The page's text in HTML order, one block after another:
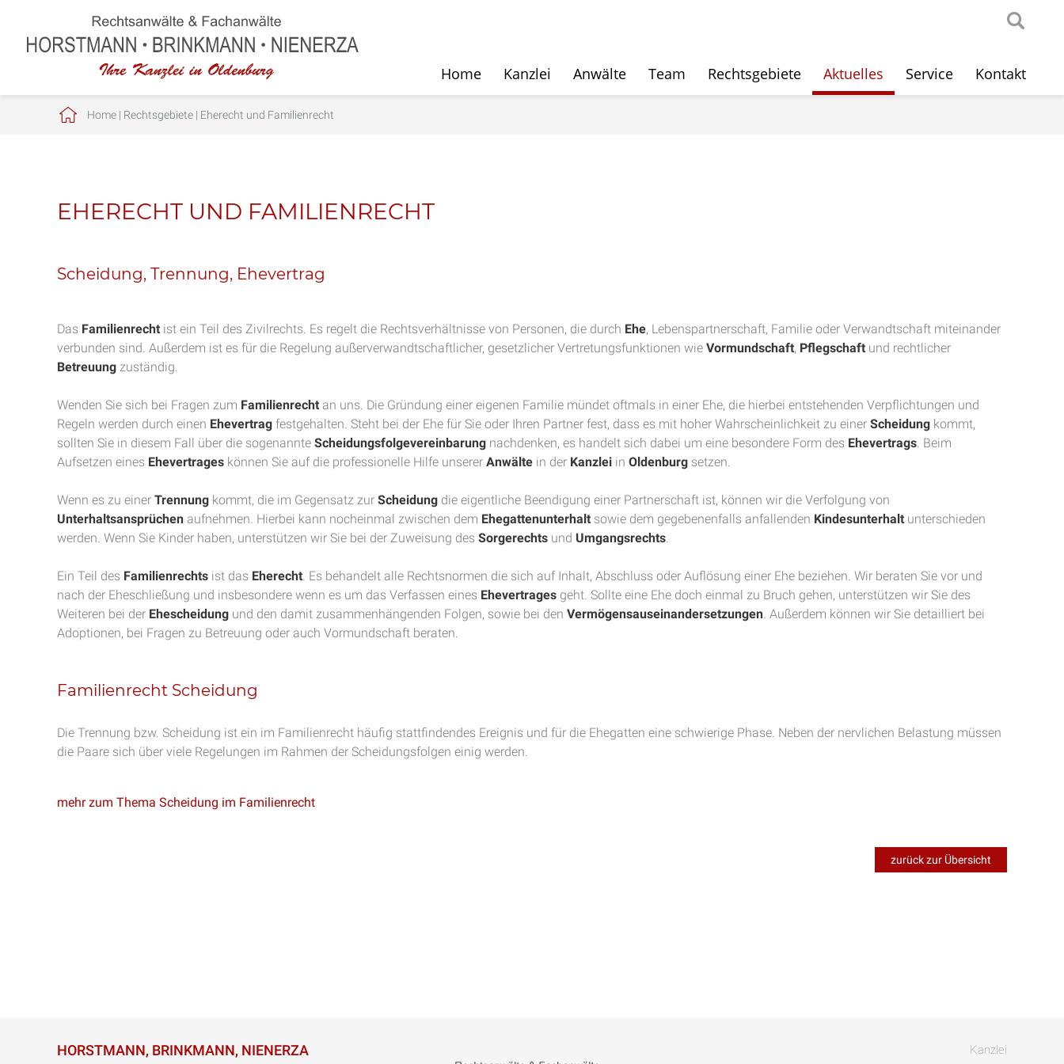
Home Kanzlei Anwälte Team Rechtsgebiete Aktuelles Service Kontakt
Home| Rechtsgebiete| Eherecht und Familienrecht
EHERECHT UND FAMILIENRECHT
Scheidung, Trennung, Ehevertrag
Das Familienrecht ist ein Teil des Zivilrechts. Es regelt die Rechtsverhältnisse von Personen, die durch Ehe, Lebenspartnerschaft, Familie oder Verwandtschaft miteinander
verbunden sind. Außerdem ist es für die Regelung außerverwandtschaftlicher, gesetzlicher Vertretungsfunktionen wie Vormundschaft, Pflegschaft und rechtlicher
Betreuung zuständig.
Wenden Sie sich bei Fragen zum Familienrecht an uns. Die Gründung einer eigenen Familie mündet oftmals in einer Ehe, die hierbei entstehenden Verpflichtungen und
Regeln werden durch einen Ehevertrag festgehalten. Steht bei der Ehe für Sie oder Ihren Partner fest, dass es mit hoher Wahrscheinlichkeit zu einer Scheidung kommt,
sollten Sie in diesem Fall über die sogenannte Scheidungsfolgevereinbarung nachdenken, es handelt sich dabei um eine besondere Form des Ehevertrags. Beim
Aufsetzen eines Ehevertrages können Sie auf die professionelle Hilfe unserer Anwälte in der Kanzlei in Oldenburg setzen.
Wenn es zu einer Trennung kommt, die im Gegensatz zur Scheidung die eigentliche Beendigung einer Partnerschaft ist, können wir die Verfolgung von
Unterhaltsansprüchen aufnehmen. Hierbei kann nocheinmal zwischen dem Ehegattenunterhalt sowie dem gegebenenfalls anfallenden Kindesunterhalt unterschieden
werden. Wenn Sie Kinder haben, unterstützen wir Sie bei der Zuweisung des Sorgerechts und Umgangsrechts.
Ein Teil des Familienrechts ist das Eherecht. Es behandelt alle Rechtsnormen die sich auf Inhalt, Abschluss oder Auflösung einer Ehe beziehen. Wir beraten Sie vor und
nach der Eheschließung und insbesondere wenn es um das Verfassen eines Ehevertrages geht. Sollte eine Ehe doch einmal zu Bruch gehen, unterstützen wir Sie des
Weiteren bei der Ehescheidung und den damit zusammenhängenden Folgen, sowie bei den Vermögensauseinandersetzungen. Außerdem können wir Sie detailliert bei
Adoptionen, bei Fragen zu Betreuung oder auch Vormundschaft beraten.
Familienrecht Scheidung
Die Trennung bzw. Scheidung ist ein im Familienrecht häufig stattfindendes Ereignis und für die Ehegatten eine schwierige Phase. Neben der nervlichen Belastung müssen
die Paare sich über viele Regelungen im Rahmen der Scheidungsfolgen einig werden.
mehr zum Thema Scheidung im Familienrecht
zurück zur Übersicht
HORSTMANN, BRINKMANN, NIENERZA Kanzlei